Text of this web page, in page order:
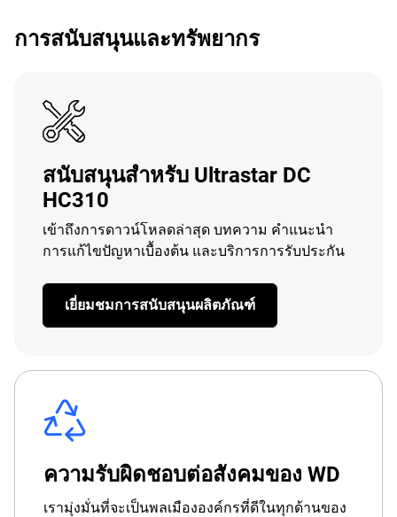
การสนับสนุนและทรัพยากร
สนับสนุนสำหรับ Ultrastar DC
HC310
เข้าถึงการดาวน์โหลดล่าสุด บทความ คำแนะนำ
การแก้ไขปัญหาเบื้องต้น และบริการการรับประกัน
เยี่ยมชมการสนับสนุนผลิตภัณฑ์
ความรับผิดชอบต่อสังคมของ WD
เรามุ่งมั่นที่จะเป็นพลเมืององค์กรที่ดีในทุกด้านของ